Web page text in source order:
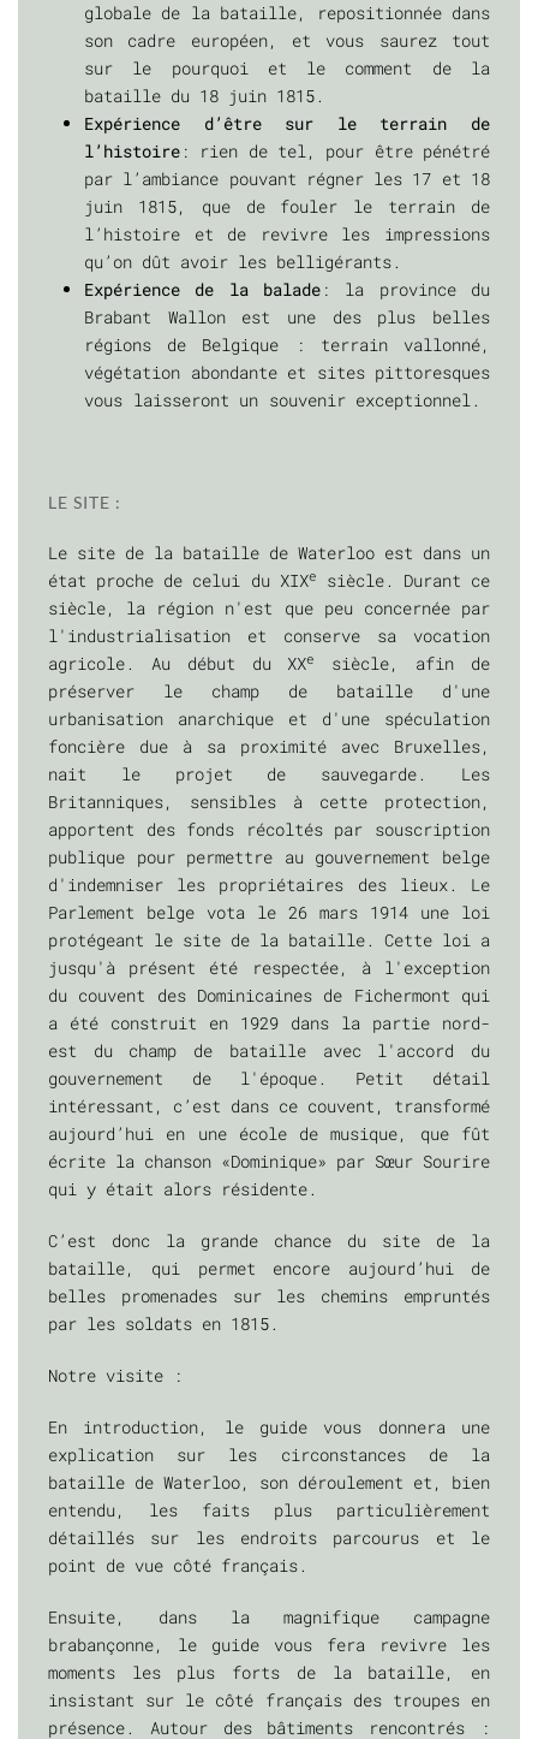
globale de la bataille, repositionnée dans
son cadre européen, et vous saurez tout
sur le pourquoi et le comment de la
bataille du 18 juin 1815.
Expérience d’être sur le terrain de
l’histoire : rien de tel, pour être pénétré
par l’ambiance pouvant régner les 17 et 18
juin 1815, que de fouler le terrain de
l’histoire et de revivre les impressions
qu’on dût avoir les belligérants.
Expérience de la balade : la province du
Brabant Wallon est une des plus belles
régions de Belgique : terrain vallonné,
végétation abondante et sites pittoresques
vous laisseront un souvenir exceptionnel.
LE SITE :
Le site de la bataille de Waterloo est dans un
état proche de celui du XIXe
siècle. Durant ce
siècle, la région n'est que peu concernée par
l'industrialisation et conserve sa vocation
agricole. Au début du XXe
siècle, afin de
préserver le champ de bataille d'une
urbanisation anarchique et d'une spéculation
foncière due à sa proximité avec Bruxelles,
nait le projet de sauvegarde. Les
Britanniques, sensibles à cette protection,
apportent des fonds récoltés par souscription
publique pour permettre au gouvernement belge
d'indemniser les propriétaires des lieux. Le
Parlement belge vota le 26 mars 1914 une loi
protégeant le site de la bataille. Cette loi a
jusqu'à présent été respectée, à l'exception
du couvent des Dominicaines de Fichermont qui
a été construit en 1929 dans la partie nord-
est du champ de bataille avec l'accord du
gouvernement de l'époque. Petit détail
intéressant, c’est dans ce couvent, transformé
aujourd’hui en une école de musique, que fût
écrite la chanson «Dominique» par Sœur Sourire
qui y était alors résidente.
C’est donc la grande chance du site de la
bataille, qui permet encore aujourd’hui de
belles promenades sur les chemins empruntés
par les soldats en 1815.
Notre visite :
En introduction, le guide vous donnera une
explication sur les circonstances de la
bataille de Waterloo, son déroulement et, bien
entendu, les faits plus particulièrement
détaillés sur les endroits parcourus et le
point de vue côté français.
Ensuite, dans la magnifique campagne
brabançonne, le guide vous fera revivre les
moments les plus forts de la bataille, en
insistant sur le côté français des troupes en
présence. Autour des bâtiments rencontrés :